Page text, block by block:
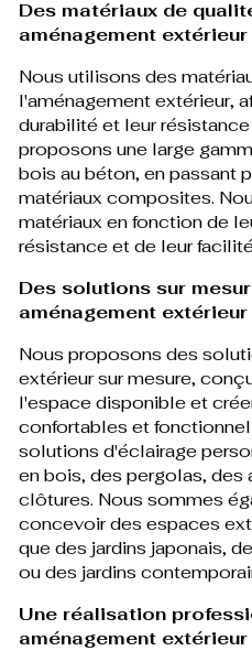
Des matériaux de
aménagement
Nous utilisons des
l'aménagement extérieur,
durabilité et leur
proposons une large
bois au béton, en passant
matériaux composites.
matériaux en fonction de
résistance et de leur
Des solutions sur
aménagement
Nous proposons des
extérieur sur mesure,
l'espace disponible et
confortables et
solutions d'éclairage
en bois, des pergolas,
clôtures. Nous sommes
concevoir des espaces
que des jardins japonais,
ou des jardins
Une réalisation
aménagement